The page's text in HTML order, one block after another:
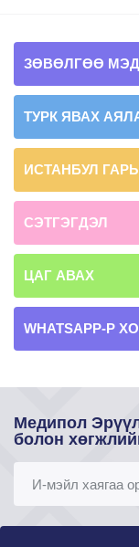
ЗӨВӨЛГӨӨ
ТУРК ЯВАХ
ИСТАНБУЛ
СЭТГЭГДЭЛ
ЦАГ АВАХ
WHATSAPP-Р
Медипол
болон